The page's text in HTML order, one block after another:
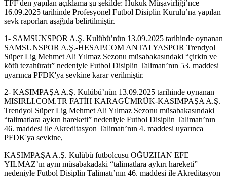
TFF'den yapılan açıklama şu şekilde: Hukuk Müşavirliği’nce
16.09.2025 tarihinde Profesyonel Futbol Disiplin Kurulu’na yapılan
sevk raporları aşağıda belirtilmiştir.
1- SAMSUNSPOR A.Ş. Kulübü’nün 13.09.2025 tarihinde oynanan
SAMSUNSPOR A.Ş.-HESAP.COM ANTALYASPOR Trendyol
Süper Lig Mehmet Ali Yılmaz Sezonu müsabakasındaki “çirkin ve
kötü tezahüratı” nedeniyle Futbol Disiplin Talimatı’nın 53. maddesi
uyarınca PFDK'ya sevkine karar verilmiştir.
2- KASIMPAŞA A.Ş. Kulübü’nün 13.09.2025 tarihinde oynanan
MISIRLI.COM.TR FATİH KARAGÜMRÜK-KASIMPAŞA A.Ş.
Trendyol Süper Lig Mehmet Ali Yılmaz Sezonu müsabakasındaki
“talimatlara aykırı hareketi” nedeniyle Futbol Disiplin Talimatı’nın
46. maddesi ile Akreditasyon Talimatı’nın 4. maddesi uyarınca
PFDK'ya sevkine,
KASIMPAŞA A.Ş. Kulübü futbolcusu OĞUZHAN EFE
YILMAZ’ın aynı müsabakadaki “talimatlara aykırı hareketi”
nedeniyle Futbol Disiplin Talimatı’nın 46. maddesi ile Akreditasyon